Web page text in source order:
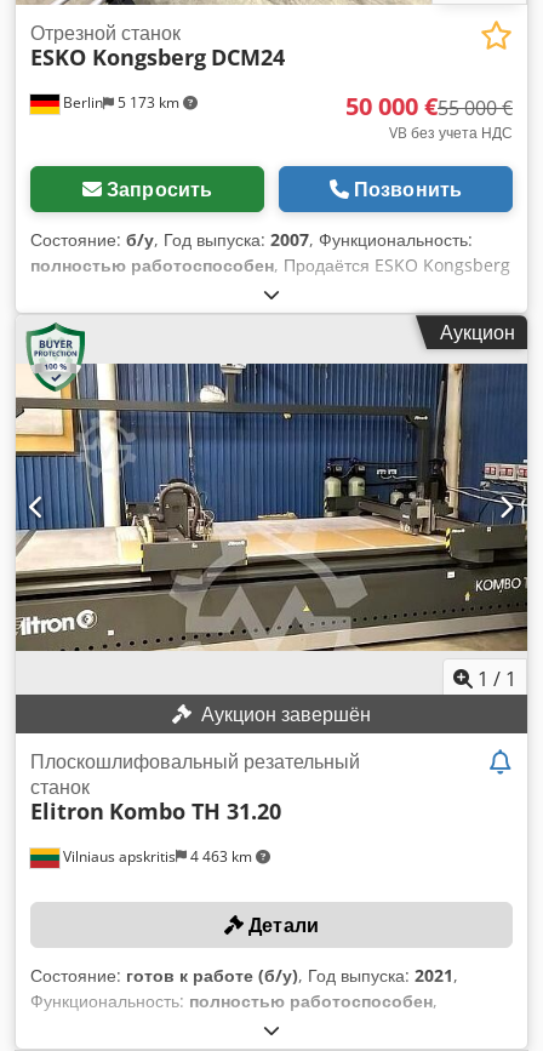
Berlin 5 173 km
Отрезной станок
ESKO Kongsberg DCM24
50 000 €55 000 €
VB без учета НДС
Запросить Позвонить
Состояние: б/у, Год выпуска: 2007, Функциональность:
полностью работоспособен, Продаётся ESKO Kongsberg
DCM24, включая защитную клетку. Оборудование идеально
подходит для обработки гофрированного картона. Резак
Esko Kongsberg DCM 24 находится в рабочем состоянии,
ежедневно эксплуатируется и может быть осмотрен.
Машина автоматически загружает, режет, бигует каждый
лист по CAD-файлу и практически полностью
автоматически выгружает. Для установки машины с
автоматической загрузкой и выгрузкой требуется площадь
примерно 4,5 x 11,5 м. Прилагаемые инструменты
показаны на фотографиях. Один инструмент (05278) погнут
и продаётся как неисправный. Покупатель при желании
может попытаться его отремонтировать. Dcsdpfxjx A Tqfj
An Hjk
Аукцион
1 / 1
Аукцион завершён
Vilniaus apskritis 4 463 km
Плоскошлифовальный резательный
станок
Elitron Kombo TH 31.20
Детали
Состояние: готов к работе (б/у), Год выпуска: 2021,
Функциональность: полностью работоспособен,
максимальная ширина резки:2 050 мм